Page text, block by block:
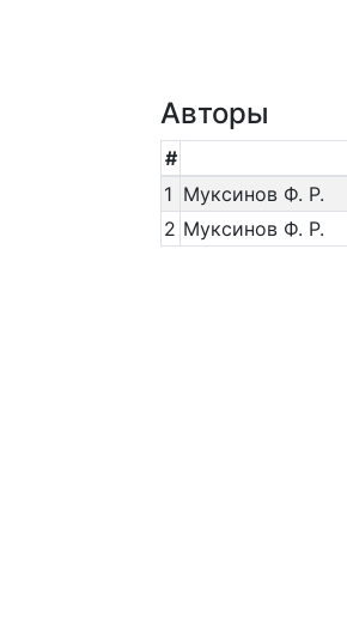
Авторы
#
1 Муксинов Ф. Р.
2 Муксинов Ф. Р.